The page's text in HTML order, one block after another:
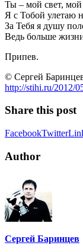
Ты – мой свет, мой
Я с Тобой улетаю
За Тебя я душу
Ведь больше
Припев.
© Сергей
http://stihi.ru/2012/
Share this post
FacebookTwitter
Author
Сергей Баринцев